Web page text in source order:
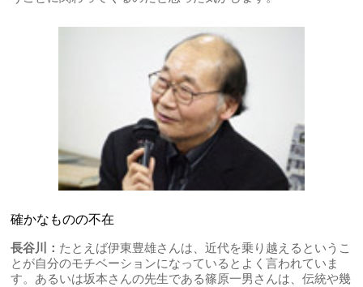
確かなものの不在
長谷川： たとえば伊東豊雄さんは、近代を乗り越えるというこ
とが自分のモチベーションになっているとよく言われていま
す。あるいは坂本さんの先生である篠原一男さんは、伝統や幾